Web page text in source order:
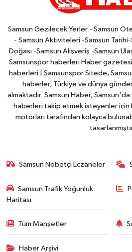
Samsun Gezilecek Yerler - Samsun
- Samsun Aktiviteleri -Samsun
Doğası -Samsun Alışveriş -Samsun
Samsunspor haberleri Haber
haberleri | Samsunspor Sitede,
haberler, Türkiye ve dünya
almaktadır. Samsun Haber,
haberleri takip etmek isteyenler için
motorları tarafından kolayca
Samsun Nöbetçi Eczaneler
Samsun Trafik Yoğunluk
Haritası
Tüm Manşetler
Haber Arşivi